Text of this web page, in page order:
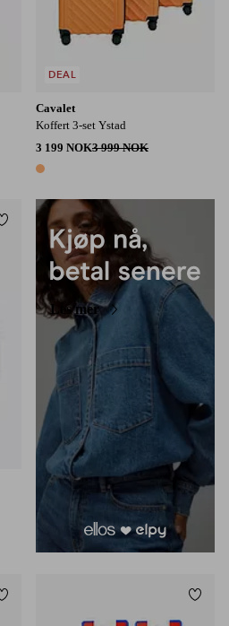
Cavalet
Koffert 3-set Ystad
3 199 NOK3 999 NOK
1 farge
DEAL
Legg til favoritter
Les mer
Legg til favoritter